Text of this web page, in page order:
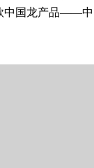
中国龙产品——中